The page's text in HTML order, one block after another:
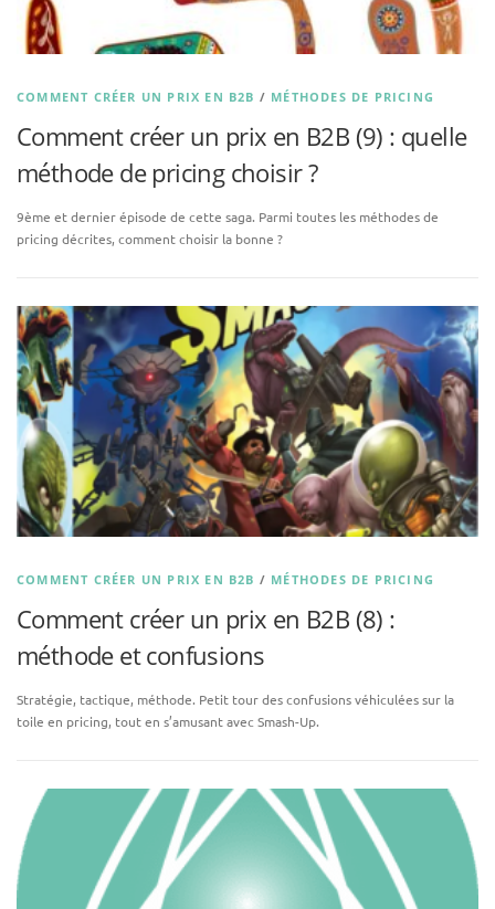
COMMENT CRÉER UN PRIX EN B2B / MÉTHODES DE PRICING
Comment créer un prix en B2B (9) : quelle
méthode de pricing choisir ?
9ème et dernier épisode de cette saga. Parmi toutes les méthodes de
pricing décrites, comment choisir la bonne ?
COMMENT CRÉER UN PRIX EN B2B / MÉTHODES DE PRICING
Comment créer un prix en B2B (8) :
méthode et confusions
Stratégie, tactique, méthode. Petit tour des confusions véhiculées sur la
toile en pricing, tout en s’amusant avec Smash-Up.